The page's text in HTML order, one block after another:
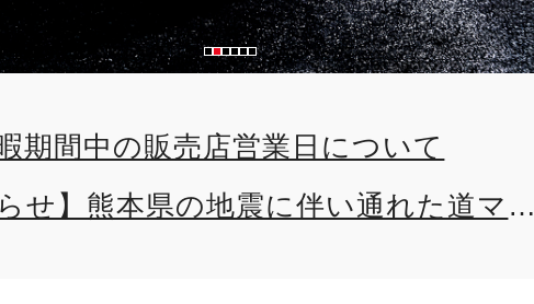
期間中の販売店営業日について
らせ】熊本県の地震に伴い通れた道マッ